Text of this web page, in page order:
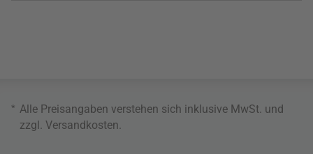
* Alle Preisangaben verstehen sich inklusive MwSt. und
zzgl. Versandkosten